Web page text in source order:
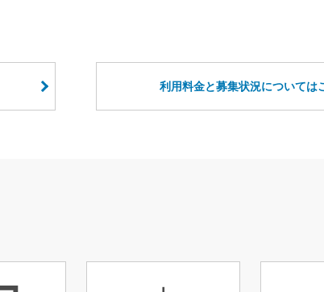
利用料金と募集状況については